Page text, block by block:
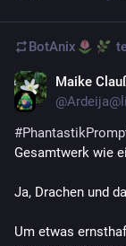
BotAnix
Maike
@
#
Gesamtwerk wie
Ja, Drachen und
Um etwas